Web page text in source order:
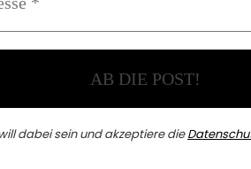
dabei sein und akzeptiere die